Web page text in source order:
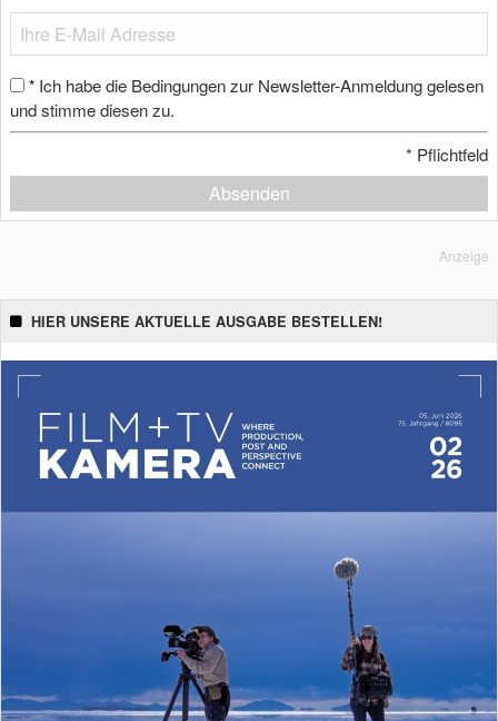
* Ich habe die Bedingungen zur Newsletter-Anmeldung gelesen
und stimme diesen zu.
* Pflichtfeld
Absenden
Anzeige
HIER UNSERE AKTUELLE AUSGABE BESTELLEN!